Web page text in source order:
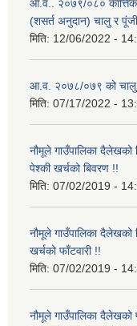
आ.व.. २०७९/०८० कार्त्तिक
(शसर्त अनुदान) चालु र
मिति: 12/06/2022 -
आ.व. २०७८/०७९ को चालु
मिति: 07/17/2022 -
नौमूले गाउँपालिका दैलेखको
पेश्की खर्चको बिवरण !!
मिति: 07/02/2019 -
नौमूले गाउँपालिका दैलेखको
खर्चको फाँटवारी !!
मिति: 07/02/2019 -
नौमूले गाउँपालिका दैलेखको